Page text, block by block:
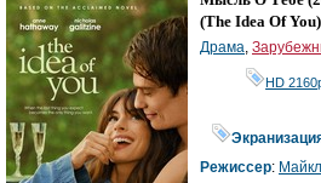
(The Idea Of You)
Драма,
HD
Режиссер: